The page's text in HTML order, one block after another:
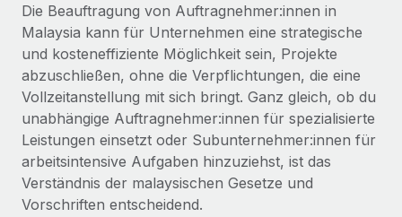
DIENSTLEISTUNGEN
Frag unsere Expert:innen
Hilfe von Expert:innen für globale HR & Compliance
Background-Checks
Einfacheres Bewerber:innen-Screening
Compliance Watchtower
Lückenlose Compliance
Remote Build
Demnächst verfügbar
Beratung zu Integrationen und KI-Automatisierung
FALLSTUDIEN
So hat der KI-Vorreiter Weaviate sein Team mit
Remote um 120 % vergrößert
Weaviate auf einen Blick Weaviate entwickelt KI-basierte
Informationen zu Gehältern und Qualifikationen
Insights Center
Hol dir Unterstützung
Alle Ressourcen anzeigen
BLOG
Die Beauftragung von Auftragnehmer:innen in
Malaysia kann für Unternehmen eine strategische
und kosteneffiziente Möglichkeit sein, Projekte
abzuschließen, ohne die Verpflichtungen, die eine
Vollzeitanstellung mit sich bringt. Ganz gleich, ob du
unabhängige Auftragnehmer:innen für spezialisierte
Leistungen einsetzt oder Subunternehmer:innen für
arbeitsintensive Aufgaben hinzuziehst, ist das
Verständnis der malaysischen Gesetze und
Vorschriften entscheidend.